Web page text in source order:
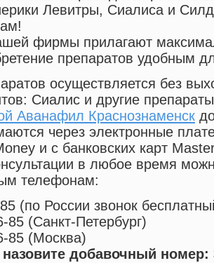
Левитры, Сиалиса и
фирмы прилагают
препаратов удобным
осуществляется без
Сиалис и другие
Аванафил Краснознаменск
через электронные
и с банковских карт
в любое время
телефонам:
(по России звонок
85 (Санкт-Петербург)
85 (Москва)
добавочный номер: